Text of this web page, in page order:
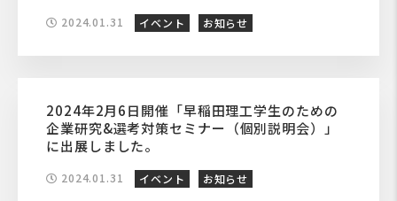
2024.01.31 イベント お知らせ
2024年2月6日開催「早稲田理工学生のための
企業研究&選考対策セミナー（個別説明会）」
に出展しました。
2024.01.31 イベント お知らせ